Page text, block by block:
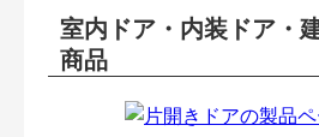
室内ドア・内装ドア・
商品